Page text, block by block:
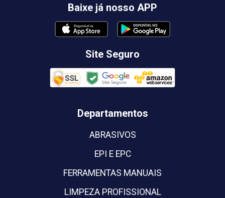
Baixe já nosso APP
Site Seguro
Departamentos
ABRASIVOS
EPI E EPC
FERRAMENTAS MANUAIS
LIMPEZA PROFISSIONAL